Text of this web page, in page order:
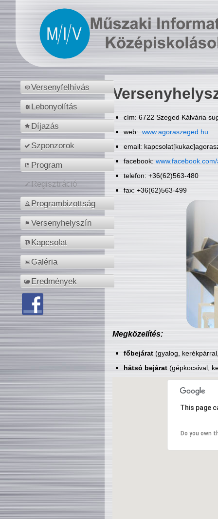
Versenyfelhívás
Lebonyolítás
Díjazás
Szponzorok
Program
Regisztráció
Programbizottság
Versenyhelyszín
Kapcsolat
Galéria
Eredmények
cím: 6722 Szeged Kálvária
web: www.agoraszeged.hu
email:
facebook:
telefon: +36(62)563-480
fax: +36(62)563-499
Megközelítés:
főbejárat(gyalog,
hátsó bejárat(gépkocsival,
This page
Do you own